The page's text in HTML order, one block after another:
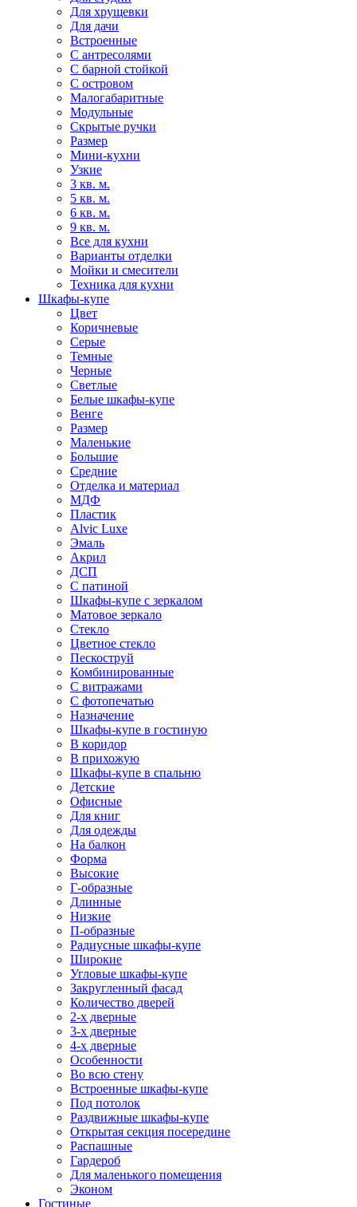
Для хрущевки
Для дачи
Встроенные
С антресолями
С барной стойкой
С островом
Малогабаритные
Модульные
Скрытые ручки
Размер
Мини-кухни
Узкие
3 кв. м.
5 кв. м.
6 кв. м.
9 кв. м.
Все для кухни
Варианты отделки
Мойки и смесители
Техника для кухни
Шкафы-купе
Цвет
Коричневые
Серые
Темные
Черные
Светлые
Белые шкафы-купе
Венге
Размер
Маленькие
Большие
Средние
Отделка и материал
МДФ
Пластик
Alvic Luxe
Эмаль
Акрил
ДСП
С патиной
Шкафы-купе с зеркалом
Матовое зеркало
Стекло
Цветное стекло
Пескоструй
Комбинированные
С витражами
С фотопечатью
Назначение
Шкафы-купе в гостиную
В коридор
В прихожую
Шкафы-купе в спальню
Детские
Офисные
Для книг
Для одежды
На балкон
Форма
Высокие
Г-образные
Длинные
Низкие
П-образные
Радиусные шкафы-купе
Широкие
Угловые шкафы-купе
Закругленный фасад
Количество дверей
2-х дверные
3-х дверные
4-х дверные
Особенности
Во всю стену
Встроенные шкафы-купе
Под потолок
Раздвижные шкафы-купе
Открытая секция посередине
Распашные
Гардероб
Для маленького помещения
Эконом
Гостиные